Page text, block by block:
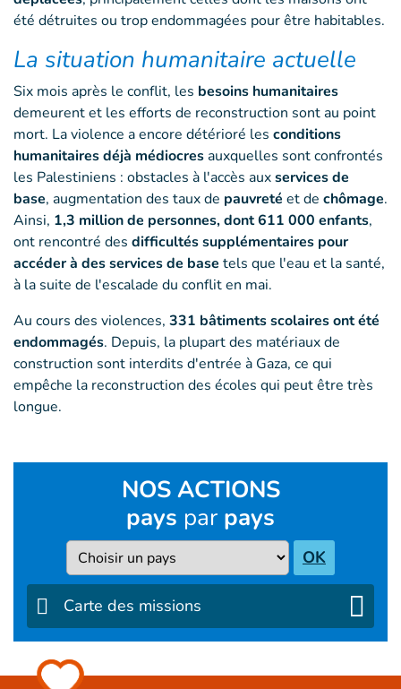
été détruites ou trop endommagées pour être habitables.
La situation humanitaire actuelle
Six mois après le conflit, les besoins humanitaires
demeurent et les efforts de reconstruction sont au point
mort. La violence a encore détérioré les conditions
humanitaires déjà médiocresauxquelles sont confrontés
les Palestiniens : obstacles à l'accès auxservices de
base, augmentation des taux de pauvreté et de chômage.
Ainsi, 1,3 million de personnes, dont 611 000 enfants,
ont rencontré des difficultés supplémentaires pour
accéder à des services de base tels que l'eau et la santé,
à la suite de l'escalade du conflit en mai.
Au cours des violences, 331 bâtiments scolaires ont été
endommagés. Depuis, la plupart des matériaux de
construction sont interdits d'entrée à Gaza, ce qui
empêche la reconstruction des écoles qui peut être très
longue.
NOS ACTIONS
pays par pays
Pays OK
Carte des missions